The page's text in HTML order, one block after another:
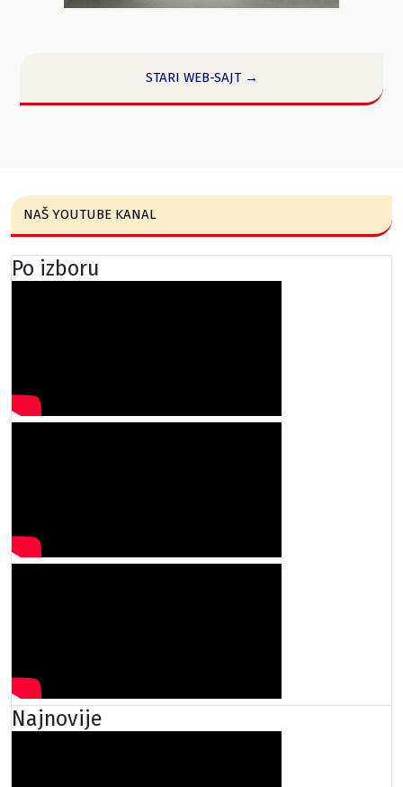
STARI WEB-SAJT →
NAŠ YOUTUBE KANAL
Po izboru
Najnovije